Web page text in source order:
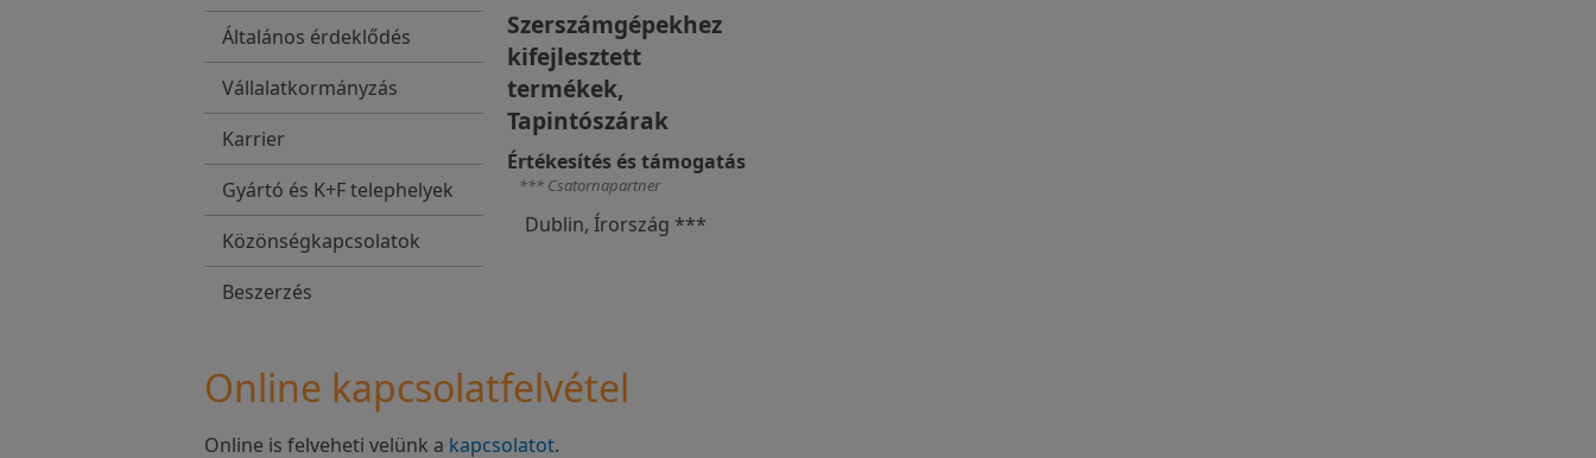
Általános érdeklődés
Vállalatkormányzás
Karrier
Gyártó és K+F telephelyek
Közönségkapcsolatok
Beszerzés
Szerszámgépekhez
kifejlesztett
termékek,
Tapintószárak
Értékesítés és támogatás
*** Csatornapartner
Dublin, Írország ***
Online kapcsolatfelvétel
Online is felveheti velünk a kapcsolatot.